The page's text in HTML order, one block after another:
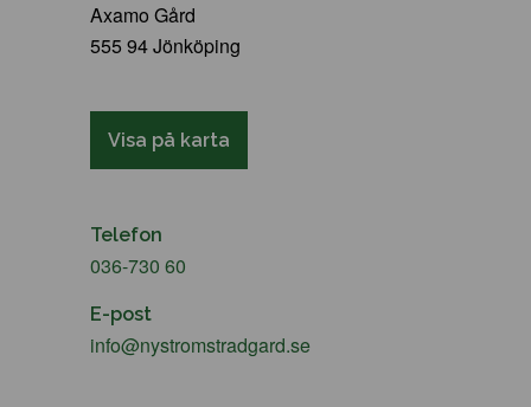
Axamo Gård
555 94 Jönköping
Visa på karta
Telefon
036-730 60
E-post
info@nystromstradgard.se